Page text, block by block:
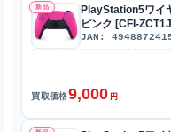
新品
PlayStation5ワイ
ピンク [CFI-
JAN:
買取価格9,000 円